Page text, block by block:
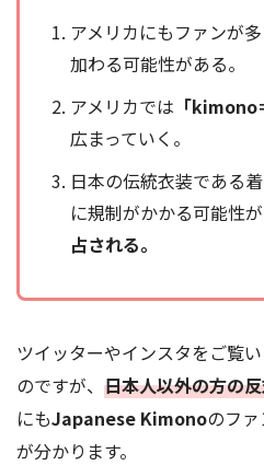
アメリカにもファンが
加わる可能性がある。
アメリカでは 「kimono
広まっていく。
日本の伝統衣装である
に規制がかかる可能性
占される。
ツイッターやインスタをご覧
のですが、 日本人以外の方の
にもJapanese Kimonoのフ
が分かります。